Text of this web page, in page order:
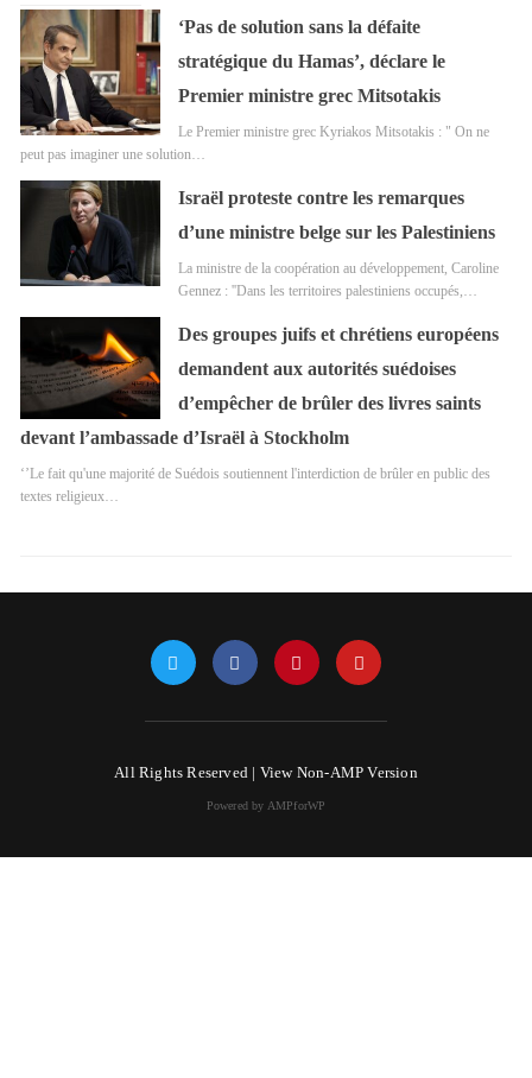
‘Pas de solution sans la défaite
stratégique du Hamas’, déclare le
Premier ministre grec Mitsotakis
Le Premier ministre grec Kyriakos Mitsotakis : " On ne
peut pas imaginer une solution…
Israël proteste contre les remarques
d’une ministre belge sur les Palestiniens
La ministre de la coopération au développement, Caroline
Gennez : ''Dans les territoires palestiniens occupés,…
Des groupes juifs et chrétiens européens
demandent aux autorités suédoises
d’empêcher de brûler des livres saints
devant l’ambassade d’Israël à Stockholm
‘’Le fait qu'une majorité de Suédois soutiennent l'interdiction de brûler en public des
textes religieux…
All Rights Reserved | View Non-AMP Version
Powered by AMPforWP